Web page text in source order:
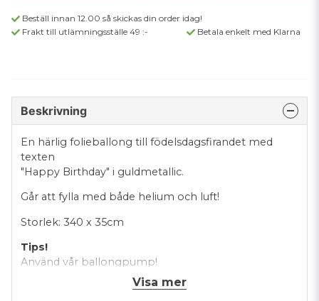
Beställ innan 12.00 så skickas din order idag!
Frakt till utlämningsställe 49 :-
Betala enkelt med Klarna
Beskrivning
En härlig folieballong till födelsdagsfirandet med
texten
"Happy Birthday" i guldmetallic.
Går att fylla med både helium och luft!
Storlek: 340 x 35cm
Tips!
Använd vår ballongpump!
Visa mer